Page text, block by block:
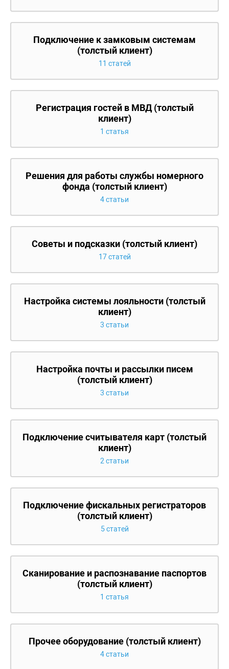
Подключение к замковым системам
(толстый клиент)
11 статей
Регистрация гостей в МВД (толстый
клиент)
1 статья
Решения для работы службы номерного
фонда (толстый клиент)
4 статьи
Советы и подсказки (толстый клиент)
17 статей
Настройка системы лояльности (толстый
клиент)
3 статьи
Настройка почты и рассылки писем
(толстый клиент)
3 статьи
Подключение считывателя карт (толстый
клиент)
2 статьи
Подключение фискальных регистраторов
(толстый клиент)
5 статей
Сканирование и распознавание паспортов
(толстый клиент)
1 статья
Прочее оборудование (толстый клиент)
4 статьи